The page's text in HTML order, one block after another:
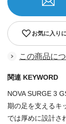
お気に入り
この商品に
関連 KEYWORD
NOVA SURGE 3
期の足を支えるキ
では厚めに設計さ